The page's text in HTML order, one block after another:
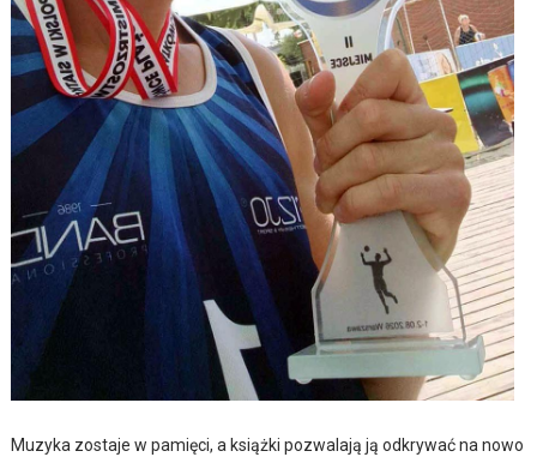
Muzyka zostaje w pamięci, a książki pozwalają ją odkrywać na nowo